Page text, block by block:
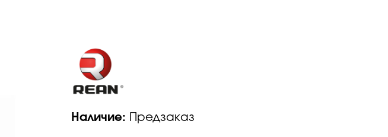
Наличие: Предзаказ